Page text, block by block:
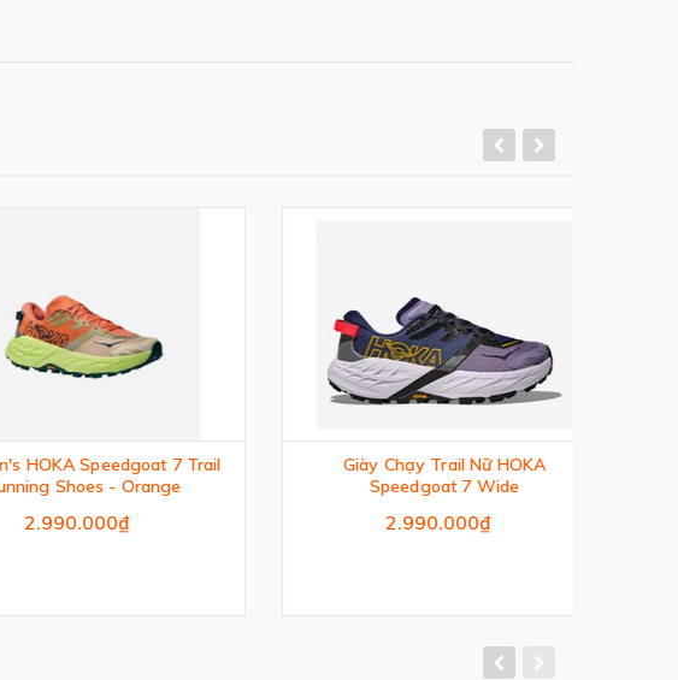
Speedgoat 7 Trail
Shoes - Orange
2.990.000₫
Giày Chạy Trail Nữ HOKA
Speedgoat 7 Wide
2.990.000₫